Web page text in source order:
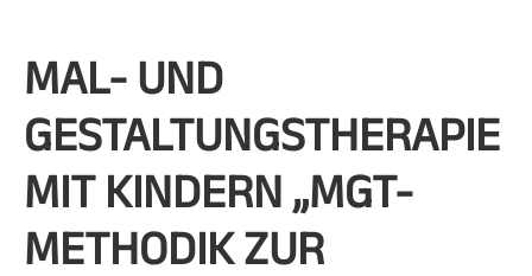
MAL- UND
GESTALTUNGSTHERAPIE
MIT KINDERN „MGT-
METHODIK ZUR